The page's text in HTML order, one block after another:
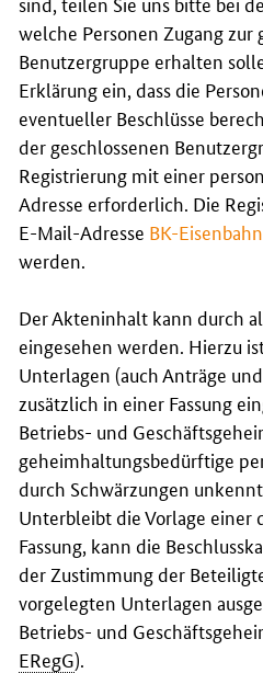
welche Personen Zugang zur
Benutzergruppe erhalten
Erklärung ein, dass die
eventueller Beschlüsse
der geschlossenen
Registrierung mit einer
Adresse erforderlich. Die
E-Mail-Adresse BK-
werden.
Der Akteninhalt kann durch
eingesehen werden. Hierzu
Unterlagen (auch Anträge
zusätzlich in einer Fassung
Betriebs- und
geheimhaltungsbedürftige
durch Schwärzungen
Unterbleibt die Vorlage einer
Fassung, kann die
der Zustimmung der
vorgelegten Unterlagen
Betriebs- und
ERegG).